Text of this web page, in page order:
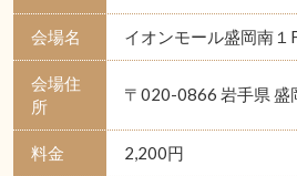
会場名 イオンモール盛岡南１
会場住
所
〒020-0866 岩手県 盛
料金 2,200円